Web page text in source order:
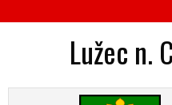
Lužec n.